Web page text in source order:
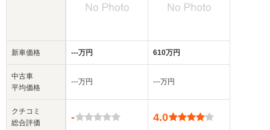
新車価格
中古車
平均価格
クチコミ
総合評価
‐‐‐万円
‐‐‐万円
-
610万円
‐‐‐万円
4.0